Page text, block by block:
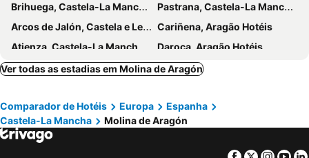
Brihuega, Castela-La Mancha Hotéis
Pastrana, Castela-La Mancha Hotéis
Arcos de Jalón, Castela e Leão Hotéis
Cariñena, Aragão Hotéis
Atienza, Castela-La Mancha Hotéis
Daroca, Aragão Hotéis
Munébrega, Aragão Hotéis
Cosa, Aragão Hotéis
Jaraba, Aragão Hotéis
Malanquilla, Aragão Hotéis
Chillarón, Castela-La Mancha Hotéis
Cañamares, Castela-La Mancha Hotéis
Monreal de Ariza, Aragão Hotéis
Ver todas as estadias em Molina de Aragón
Comparador de Hotéis Europa
Espanha
Castela-La Mancha
Molina de Aragón